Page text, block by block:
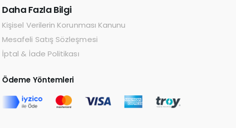
Daha Fazla Bilgi
Kişisel Verilerin Korunması Kanunu
Mesafeli Satış Sözleşmesi
İptal & İade Politikası
Ödeme Yöntemleri